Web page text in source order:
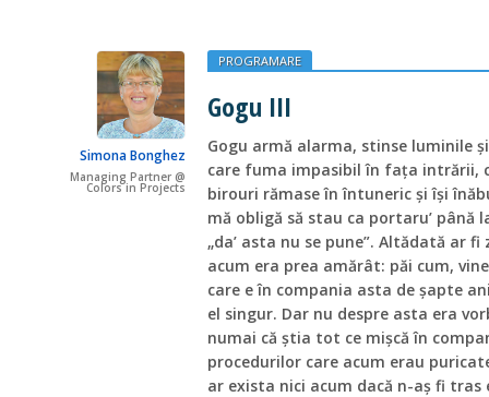
Simona Bonghez
Managing Partner @
Colors in Projects
PROGRAMARE
Gogu III
Gogu armă alarma, stinse luminile
care fuma impasibil în faţa intrării,
birouri rămase în întuneric şi îşi
mă obligă să stau ca portaru’ până
„da’ asta nu se pune”. Altădată ar
acum era prea amărât: păi cum,
care e în compania asta de şapte
el singur. Dar nu despre asta era
numai că ştia tot ce mişcă în
procedurilor care acum erau
ar exista nici acum dacă n-aş fi